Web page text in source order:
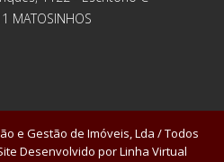
MATOSINHOS
e Gestão de Imóveis, Lda / Todos
Desenvolvido porLinha Virtual